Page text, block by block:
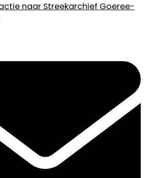
naar Streekarchief Goeree-